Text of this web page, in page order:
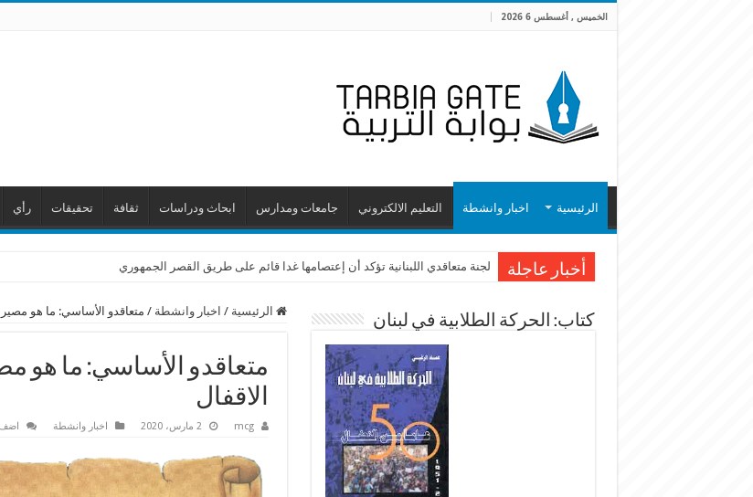
الخميس , أغسطس 6 2026
الرئيسية اخبار وانشطة التعليم الالكتروني جامعات ومدارس ابحاث ودراسات ثقافة تحقيقات رأي
أخبار عاجلة لجنة متعاقدي اللبنانية تؤكد أن إعتصامها غدا قائم على طريق القصر الجمهوري
الرئيسية / اخبار وانشطة / متعاقدو الأساسي: ما هو
متعاقدو الأساسي: ما هو
الاقفال
mcg 2 مارس، 2020 اخبار وانشطة اضف
كتاب: الحركة الطلابية في لبنان